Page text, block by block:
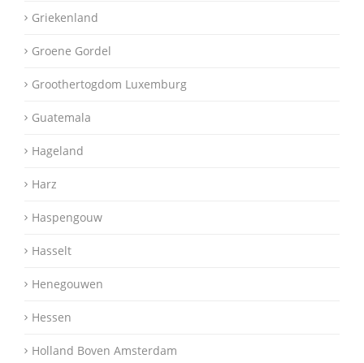
Griekenland
Groene Gordel
Groothertogdom Luxemburg
Guatemala
Hageland
Harz
Haspengouw
Hasselt
Henegouwen
Hessen
Holland Boven Amsterdam